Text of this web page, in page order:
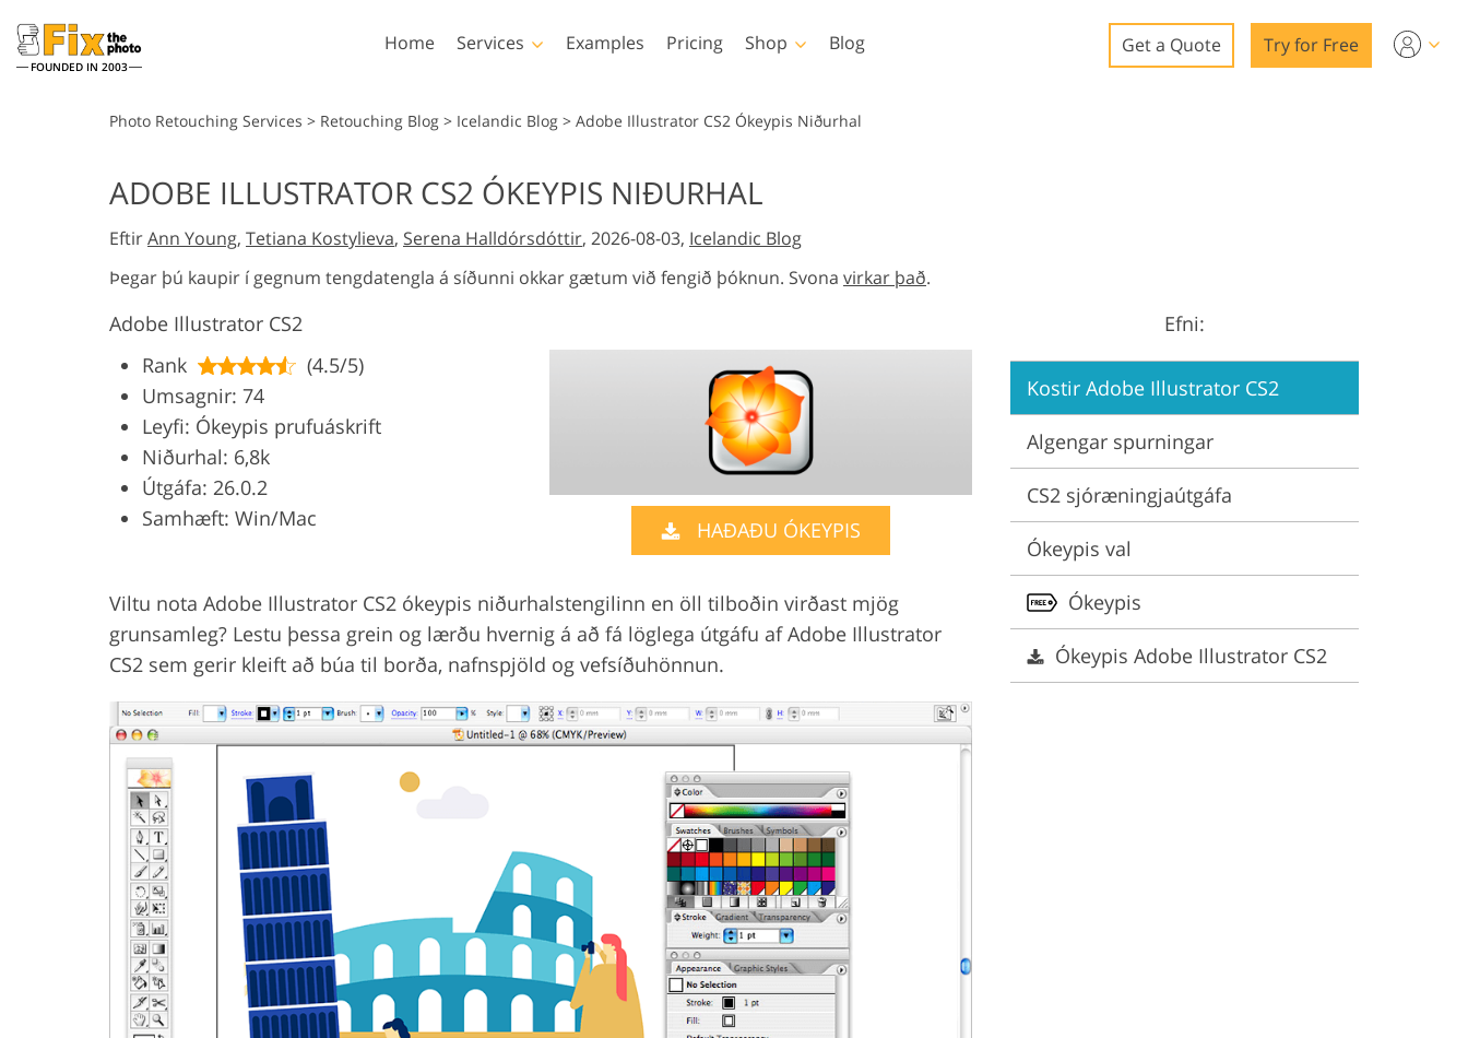
FOUNDED IN 2003
Home Services
Wedding Photo Editing Photo Manipulation
Product Photo Editing AI Training Data Video Editing Services
Examples Pricing Shop
Lightroom
Lightroom Presets
Entire LR Preset
Collections
Mobile Collection
Photoshop
Photoshop Actions
Photoshop Brushes
Photoshop Overlays
Photoshop Textures
Entire Ps Overlays
Templates
All Templates
Marketing Templates
Valentine’s Day Cards
Wedding Invitations
Blog Get a Quote Try for Free
Photo Retouching Services > Retouching Blog > Icelandic Blog > Adobe Illustrator CS2 Ókeypis Niðurhal
ADOBE ILLUSTRATOR CS2 ÓKEYPIS NIÐURHAL
EftirAnn Young, Tetiana Kostylieva, Serena Halldórsdóttir, 2026-08-03, Icelandic Blog
Þegar þú kaupir í gegnum tengdatengla á síðunni okkar gætum við fengið þóknun. Svona virkar það.
Adobe Illustrator CS2
Rank
(4.5/5)
Umsagnir: 74
Leyfi: Ókeypis prufuáskrift
Niðurhal: 6,8k
Útgáfa: 26.0.2
Samhæft: Win/Mac
HAÐAÐU ÓKEYPIS
Viltu nota Adobe Illustrator CS2 ókeypis niðurhalstengilinn en öll tilboðin virðast mjög
grunsamleg? Lestu þessa grein og lærðu hvernig á að fá löglega útgáfu af Adobe Illustrator
CS2 sem gerir kleift að búa til borða, nafnspjöld og vefsíðuhönnun.
Efni:
Kostir Adobe Illustrator CS2
Algengar spurningar
CS2 sjóræningjaútgáfa
Ókeypis val
Ókeypis
Ókeypis Adobe Illustrator CS2